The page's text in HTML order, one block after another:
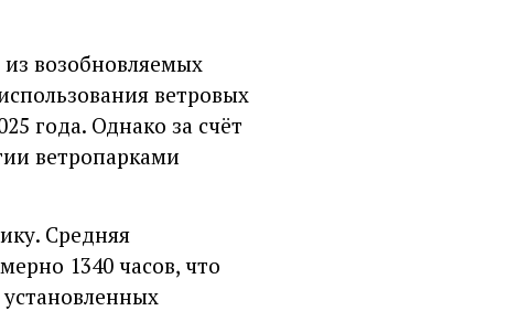
из возобновляемых
ветровых
года. Однако за счёт
ветропарками
Средняя
1340 часов, что